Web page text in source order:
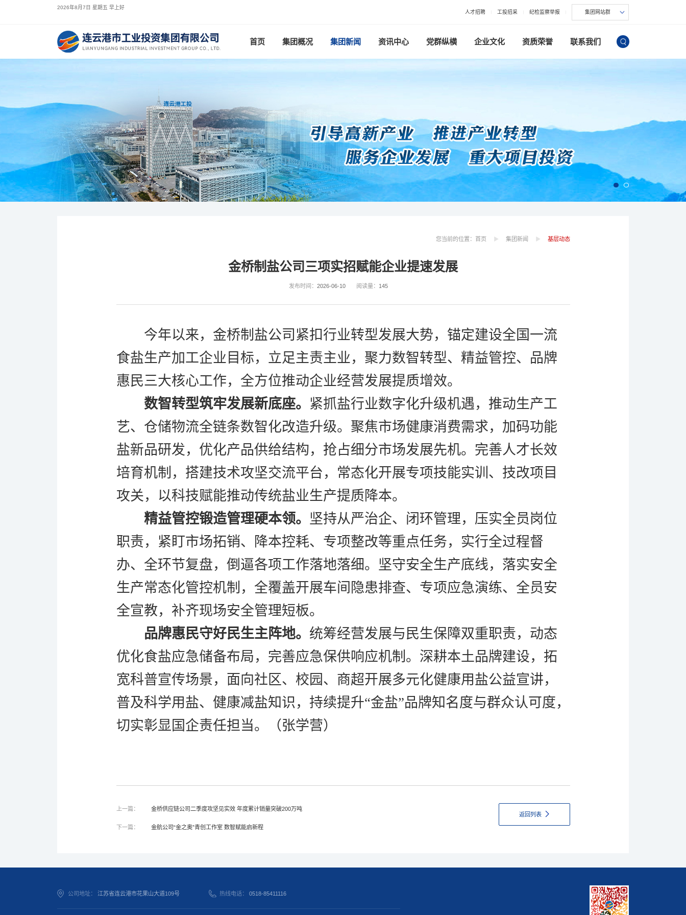
2026年8月7日 星期五 早上好
人才招聘
工投招采 纪检监察举报 集团网站群
首页 集团概况 集团新闻 资讯中心 党群纵横 企业文化 资质荣誉 联系我们
您当前的位置： 首页 集团新闻 基层动态
金桥制盐公司三项实招赋能企业提速发展
发布时间： 2026-06-10 阅读量： 145
今年以来，金桥制盐公司紧扣行业转型发展大势，锚定建设全国一流
食盐生产加工企业目标，立足主责主业，聚力数智转型、精益管控、品牌
惠民三大核心工作，全方位推动企业经营发展提质增效。
数智转型筑牢发展新底座。
紧抓盐行业数字化升级机遇，推动生产工
艺、仓储物流全链条数智化改造升级。聚焦市场健康消费需求，加码功能
盐新品研发，优化产品供给结构，抢占细分市场发展先机。完善人才长效
培育机制，搭建技术攻坚交流平台，常态化开展专项技能实训、技改项目
攻关，以科技赋能推动传统盐业生产提质降本。
精益管控锻造管理硬本领。
坚持从严治企、闭环管理，压实全员岗位
职责，紧盯市场拓销、降本控耗、专项整改等重点任务，实行全过程督
办、全环节复盘，倒逼各项工作落地落细。坚守安全生产底线，落实安全
生产常态化管控机制，全覆盖开展车间隐患排查、专项应急演练、全员安
全宣教，补齐现场安全管理短板。
品牌惠民守好民生主阵地。 统筹经营发展与民生保障双重职责，动态
优化食盐应急储备布局，完善应急保供响应机制。深耕本土品牌建设，拓
宽科普宣传场景，面向社区、校园、商超开展多元化健康用盐公益宣讲，
普及科学用盐、健康减盐知识，持续提升“金盐”品牌知名度与群众认可度，
切实彰显国企责任担当。（张学营）
返回列表
上一篇： 金桥供应链公司二季度攻坚见实效 年度累计销量突破200万吨
下一篇： 金航公司“金之奥”青创工作室 数智赋能启新程
公司地址： 江苏省连云港市花果山大道109号 热线电话： 0518-85411116